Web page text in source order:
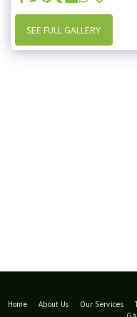
SEE FULL GALLERY
Home About Us Our Services